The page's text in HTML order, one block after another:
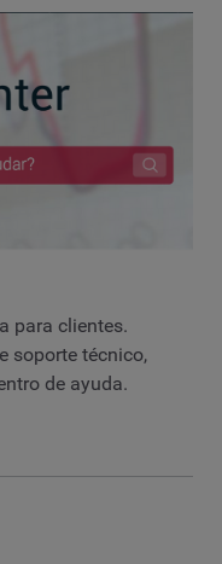
para clientes.
soporte técnico,
de ayuda.